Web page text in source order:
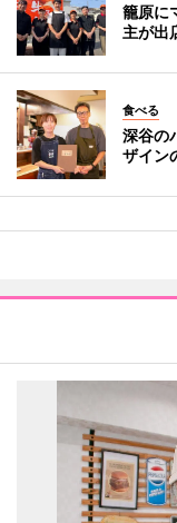
籠原に
主が出
食べる
深谷の
ザイン